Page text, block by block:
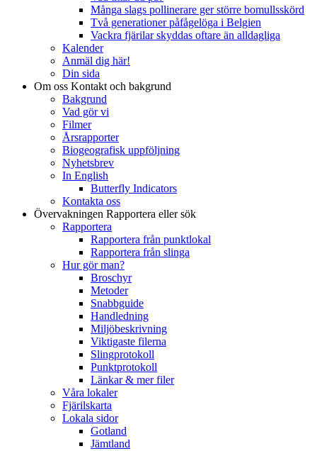
Många slags pollinerare ger större bomullsskörd
Två generationer påfågelöga i Belgien
Vackra fjärilar skyddas oftare än alldagliga
Kalender
Anmäl dig här!
Din sida
Om oss Kontakt och bakgrund
Bakgrund
Vad gör vi
Filmer
Årsrapporter
Biogeografisk uppföljning
Nyhetsbrev
In English
Butterfly Indicators
Kontakta oss
Övervakningen Rapportera eller sök
Rapportera
Rapportera från punktlokal
Rapportera från slinga
Hur gör man?
Broschyr
Metoder
Snabbguide
Handledning
Miljöbeskrivning
Viktigaste filerna
Slingprotokoll
Punktprotokoll
Länkar & mer filer
Våra lokaler
Fjärilskarta
Lokala sidor
Gotland
Jämtland